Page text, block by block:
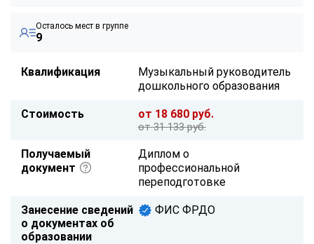
Осталось мест в группе
9
Квалификация
Музыкальный руководитель
дошкольного образования
Стоимость от 18 680 руб.
от 31 133 руб.
Получаемый
документ
Диплом о
профессиональной
переподготовке
Занесение сведений
о документах об
образовании
ФИС ФРДО